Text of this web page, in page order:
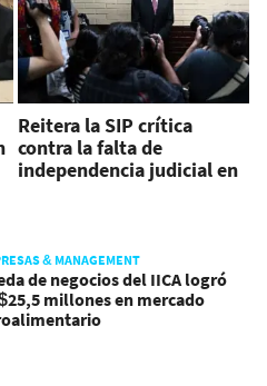
Reitera la SIP crítica
contra la falta de
independencia judicial en
& MANAGEMENT
de negocios del IICA logró
millones en mercado